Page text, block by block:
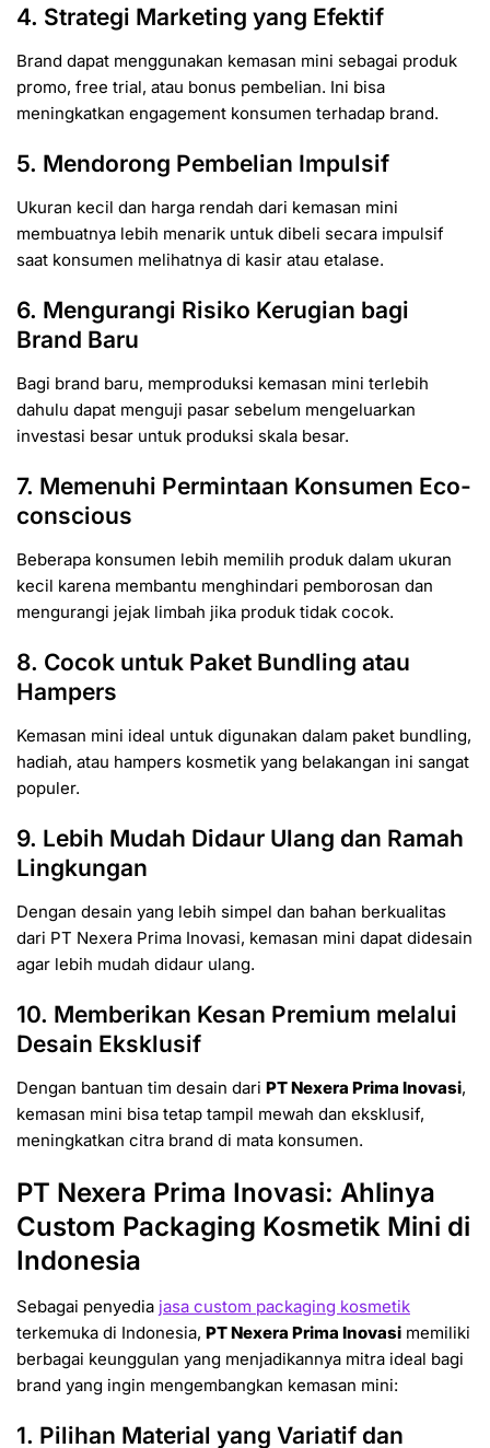
4. Strategi Marketing yang Efektif
Brand dapat menggunakan kemasan mini sebagai produk
promo, free trial, atau bonus pembelian. Ini bisa
meningkatkan engagement konsumen terhadap brand.
5. Mendorong Pembelian Impulsif
Ukuran kecil dan harga rendah dari kemasan mini
membuatnya lebih menarik untuk dibeli secara impulsif
saat konsumen melihatnya di kasir atau etalase.
6. Mengurangi Risiko Kerugian bagi
Brand Baru
Bagi brand baru, memproduksi kemasan mini terlebih
dahulu dapat menguji pasar sebelum mengeluarkan
investasi besar untuk produksi skala besar.
7. Memenuhi Permintaan Konsumen Eco-
conscious
Beberapa konsumen lebih memilih produk dalam ukuran
kecil karena membantu menghindari pemborosan dan
mengurangi jejak limbah jika produk tidak cocok.
8. Cocok untuk Paket Bundling atau
Hampers
Kemasan mini ideal untuk digunakan dalam paket bundling,
hadiah, atau hampers kosmetik yang belakangan ini sangat
populer.
9. Lebih Mudah Didaur Ulang dan Ramah
Lingkungan
Dengan desain yang lebih simpel dan bahan berkualitas
dari PT Nexera Prima Inovasi, kemasan mini dapat didesain
agar lebih mudah didaur ulang.
10. Memberikan Kesan Premium melalui
Desain Eksklusif
Dengan bantuan tim desain dari PT Nexera Prima Inovasi,
kemasan mini bisa tetap tampil mewah dan eksklusif,
meningkatkan citra brand di mata konsumen.
PT Nexera Prima Inovasi: Ahlinya
Custom Packaging Kosmetik Mini di
Indonesia
Sebagai penyedia jasa custom packaging kosmetik
terkemuka di Indonesia, PT Nexera Prima Inovasi memiliki
berbagai keunggulan yang menjadikannya mitra ideal bagi
brand yang ingin mengembangkan kemasan mini:
1. Pilihan Material yang Variatif dan